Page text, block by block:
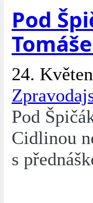
Pod
24.
Pod
Cidlinou
s